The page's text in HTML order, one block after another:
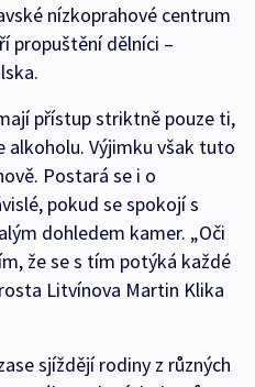
nízkoprahové centrum
propuštění dělníci –
přístup striktně pouze ti,
alkoholu. Výjimku však tuto
Postará se i o
pokud se spokojí s
dohledem kamer. „Oči
že se s tím potýká každé
Litvínova Martin Klika
sjíždějí rodiny z různých